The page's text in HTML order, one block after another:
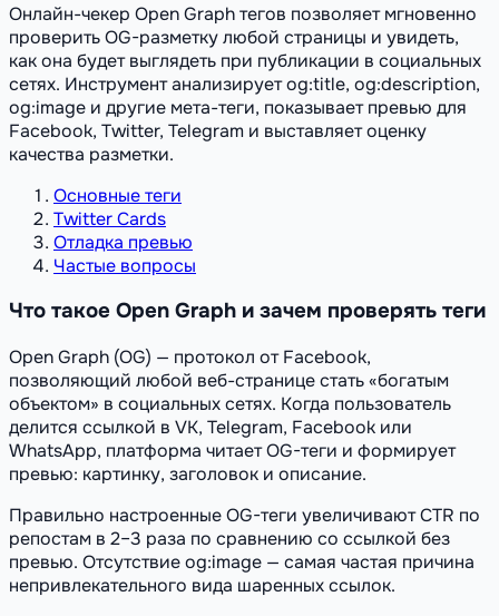
Онлайн-чекер Open Graph тегов позволяет мгновенно
проверить OG-разметку любой страницы и увидеть,
как она будет выглядеть при публикации в социальных
сетях. Инструмент анализирует og:title, og:description,
og:image и другие мета-теги, показывает превью для
Facebook, Twitter, Telegram и выставляет оценку
качества разметки.
Основные теги
Twitter Cards
Отладка превью
Частые вопросы
Что такое Open Graph и зачем проверять теги
Open Graph (OG) — протокол от Facebook,
позволяющий любой веб-странице стать «богатым
объектом» в социальных сетях. Когда пользователь
делится ссылкой в VK, Telegram, Facebook или
WhatsApp, платформа читает OG-теги и формирует
превью: картинку, заголовок и описание.
Правильно настроенные OG-теги увеличивают CTR по
репостам в 2–3 раза по сравнению со ссылкой без
превью. Отсутствие og:image — самая частая причина
непривлекательного вида шаренных ссылок.